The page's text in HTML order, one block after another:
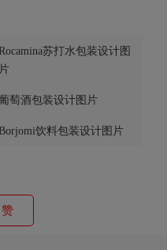
苏打水包装设计图
片
萄酒包装设计图片
饮料包装设计图片
赞